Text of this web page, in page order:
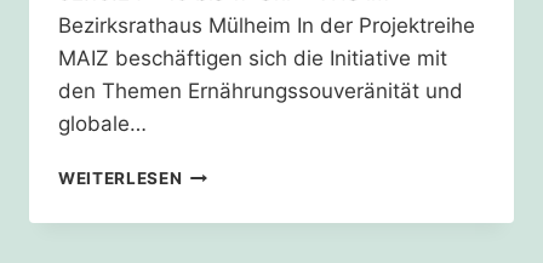
Bezirksrathaus Mülheim In der Projektreihe
MAIZ beschäftigen sich die Initiative mit
den Themen Ernährungssouveränität und
globale…
WEITERLESEN ERNTEFEST:
DE